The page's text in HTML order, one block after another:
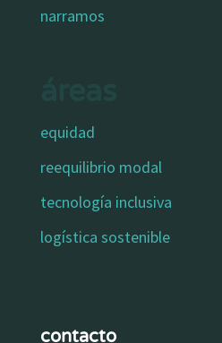
narramos
equidad
reequilibrio modal
tecnología inclusiva
logística sostenible
contacto